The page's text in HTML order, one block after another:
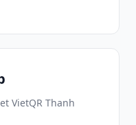
VietQR Thanh